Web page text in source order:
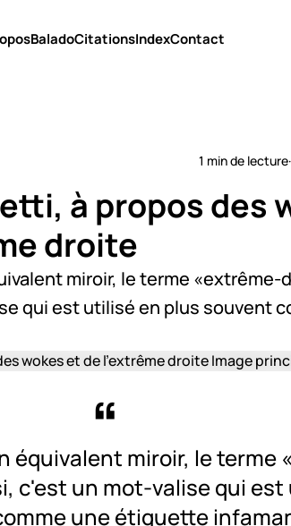
BaladoCitationsIndexContact
1 min de lecture·
à propos des
droite
miroir, le terme «extrême-
qui est utilisé en plus souvent
équivalent miroir, le terme
c'est un mot-valise qui est
une étiquette